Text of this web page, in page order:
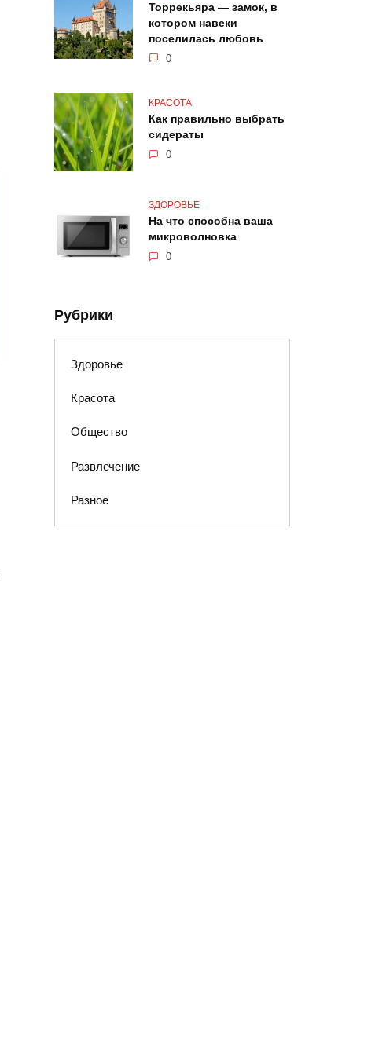
Торрекьяра — замок, в
котором навеки
поселилась любовь
0
КРАСОТА
Как правильно выбрать
сидераты
0
ЗДОРОВЬЕ
На что способна ваша
микроволновка
0
Рубрики
Здоровье
Красота
Общество
Развлечение
Разное